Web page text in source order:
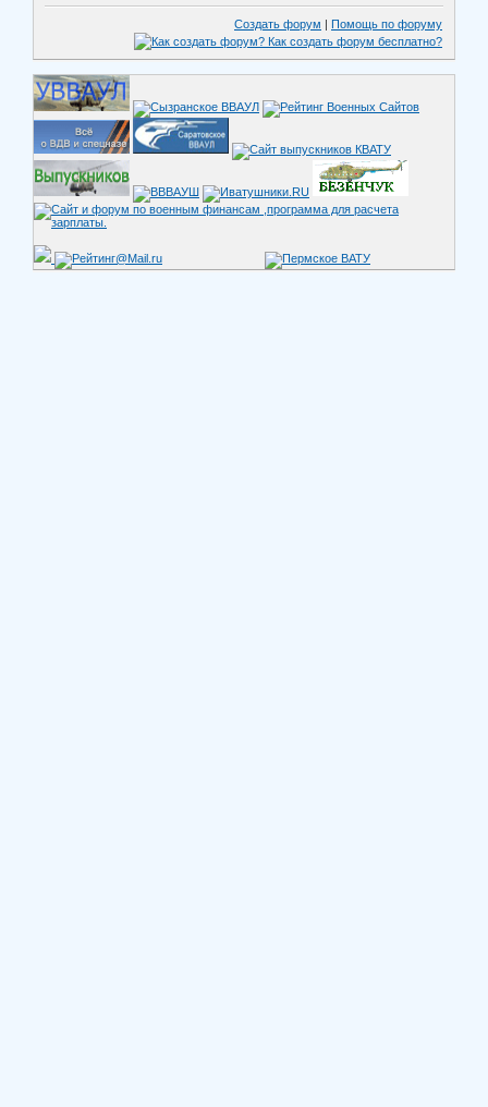
Создать форум | Помощь по форуму